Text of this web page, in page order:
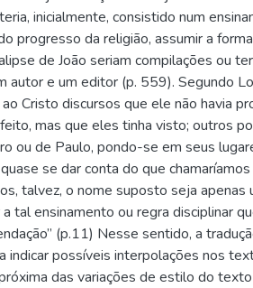
inicialmente, consistido num
progresso da religião, assumir a
de João seriam compilações ou
autor e um editor (p. 559). Segundo
Cristo discursos que ele não havia
mas que eles tinha visto; outros
ou de Paulo, pondo-se em seus
se dar conta do que
talvez, o nome suposto seja apenas
tal ensinamento ou regra disciplinar
(p.11) Nesse sentido, a
indicar possíveis interpolações nos
das variações de estilo do texto